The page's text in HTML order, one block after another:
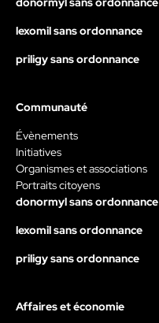
lexomil sans ordonnance
priligy sans ordonnance
Communauté
Évènements
Initiatives
Organismes et associations
Portraits citoyens
donormyl sans ordonnance
lexomil sans ordonnance
priligy sans ordonnance
Affaires et économie